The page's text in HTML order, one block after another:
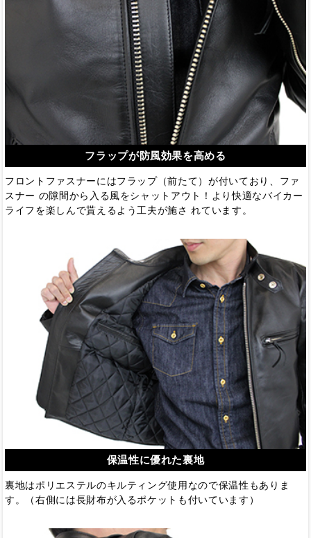
フラップが防風効果を高める
フロントファスナーにはフラップ（前たて）が付いており、ファ
スナー の隙間から入る風をシャットアウト！より快適なバイカー
ライフを楽しんで貰えるよう工夫が施さ れています。
保温性に優れた裏地
裏地はポリエステルのキルティング使用なので保温性もありま
す。（右側には長財布が入るポケットも付いています）